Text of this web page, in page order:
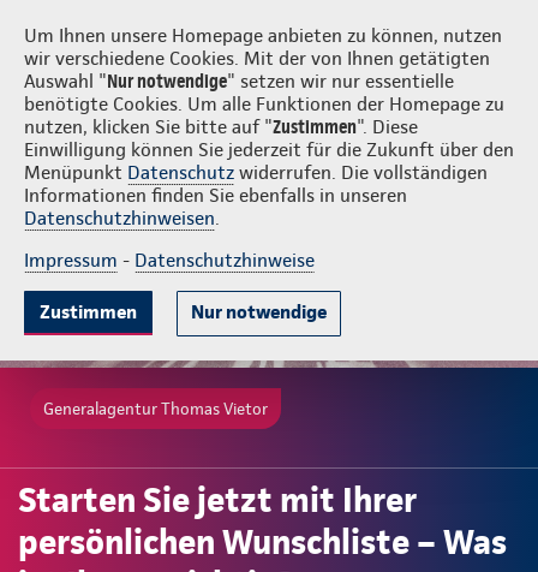
Um Ihnen unsere Homepage anbieten zu können, nutzen
wir verschiedene Cookies. Mit der von Ihnen getätigten
Auswahl "Nur notwendige" setzen wir nur essentielle
benötigte Cookies. Um alle Funktionen der Homepage zu
nutzen, klicken Sie bitte auf "Zustimmen". Diese
Einwilligung können Sie jederzeit für die Zukunft über den
Menüpunkt Datenschutz widerrufen. Die vollständigen
Informationen finden Sie ebenfalls in unseren
Datenschutzhinweisen.
Impressum - Datenschutzhinweise
Zustimmen Nur notwendige
Thomas Vietor Login
Generalagentur Thomas Vietor
Starten Sie jetzt mit Ihrer
persönlichen Wunschliste – Was